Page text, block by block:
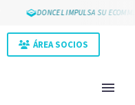
DONCEL IMPULSA SU
ÁREA SOCIOS